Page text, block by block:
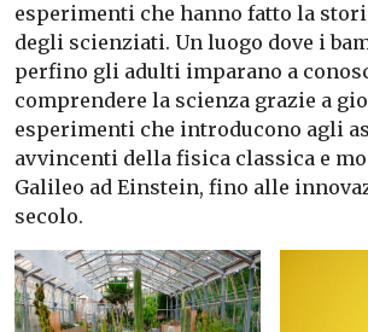
esperimenti che hanno fatto la
degli scienziati. Un luogo dove i
perfino gli adulti imparano a
comprendere la scienza grazie a
esperimenti che introducono agli
avvincenti della fisica classica e
Galileo ad Einstein, fino alle
secolo.